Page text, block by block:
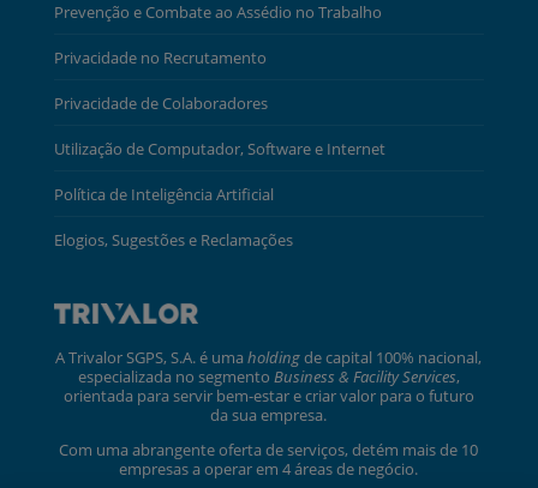
Prevenção e Combate ao Assédio no Trabalho
Privacidade no Recrutamento
Privacidade de Colaboradores
Utilização de Computador, Software e Internet
Política de Inteligência Artificial
Elogios, Sugestões e Reclamações
A Trivalor SGPS, S.A. é umaholdingde capital 100% nacional,
especializada no segmento Business & Facility Services,
orientada para servir bem-estar e criar valor para o futuro
da sua empresa.
Com uma abrangente oferta de serviços, detém mais de 10
empresas a operar em 4 áreas de negócio.